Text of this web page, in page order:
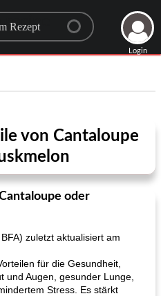
Login
von Cantaloupe
oder
zuletzt aktualisiert am
für die Gesundheit,
und Augen, gesunder Lunge,
Stress. Es stärkt